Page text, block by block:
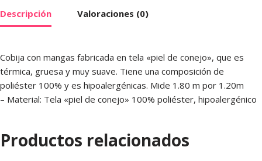
Descripción Valoraciones (0)
Cobija con mangas fabricada en tela «piel de conejo», que es
térmica, gruesa y muy suave. Tiene una composición de
poliéster 100% y es hipoalergénicas. Mide 1.80 m por 1.20m
– Material: Tela «piel de conejo» 100% poliéster, hipoalergénico
Productos relacionados